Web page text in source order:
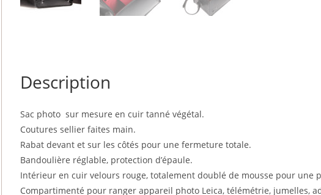
Description
Sac photo sur mesure en cuir tanné végétal.
Coutures sellier faites main.
Rabat devant et sur les côtés pour une fermeture totale.
Bandoulière réglable, protection d’épaule.
Intérieur en cuir velours rouge, totalement doublé de mousse pour une
Compartimenté pour ranger appareil photo Leica, télémétrie, jumelles,